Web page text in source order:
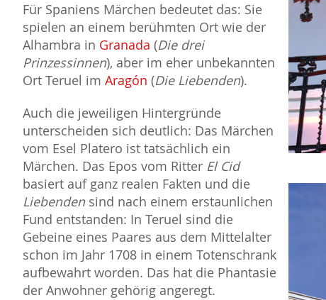
Für Spaniens Märchen bedeutet das: Sie
spielen an einem berühmten Ort wie der
Alhambra in Granada (Die drei
Prinzessinnen), aber im eher unbekannten
Ort Teruel im Aragón (Die Liebenden).
Auch die jeweiligen Hintergründe
unterscheiden sich deutlich: Das Märchen
vom Esel Platero ist tatsächlich ein
Märchen. Das Epos vom Ritter El Cid
basiert auf ganz realen Fakten und die
Liebenden sind nach einem erstaunlichen
Fund entstanden: In Teruel sind die
Gebeine eines Paares aus dem Mittelalter
schon im Jahr 1708 in einem Totenschrank
aufbewahrt worden. Das hat die Phantasie
der Anwohner gehörig angeregt.